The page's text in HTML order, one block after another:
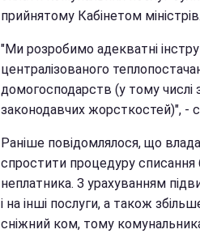
прийнятому Кабінетом міністрів.
"Ми розробимо адекватні
централізованого
домогосподарств (у тому
законодавчих жорсткостей)", -
Раніше повідомлялося, що
спростити процедуру
неплатника. З урахуванням
і на інші послуги, а також
сніжний ком, тому